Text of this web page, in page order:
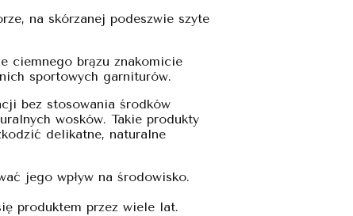
na skórzanej podeszwie szyte
ciemnego brązu znakomicie
sportowych garniturów.
bez stosowania środków
wosków. Takie produkty
delikatne, naturalne
jego wpływ na środowisko.
produktem przez wiele lat.